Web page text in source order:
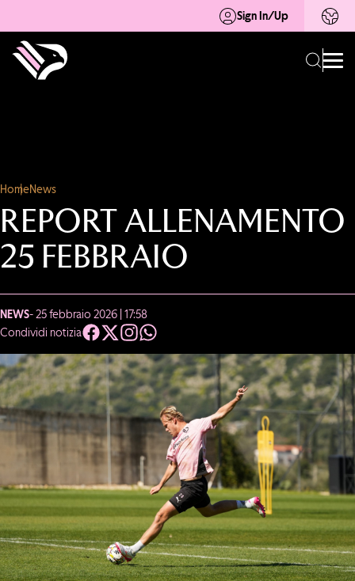
Sign In/Up
HomeNews
REPORT ALLENAMENTO
25 FEBBRAIO
NEWS- 25 febbraio 2026 | 17:58
Condividi notizia